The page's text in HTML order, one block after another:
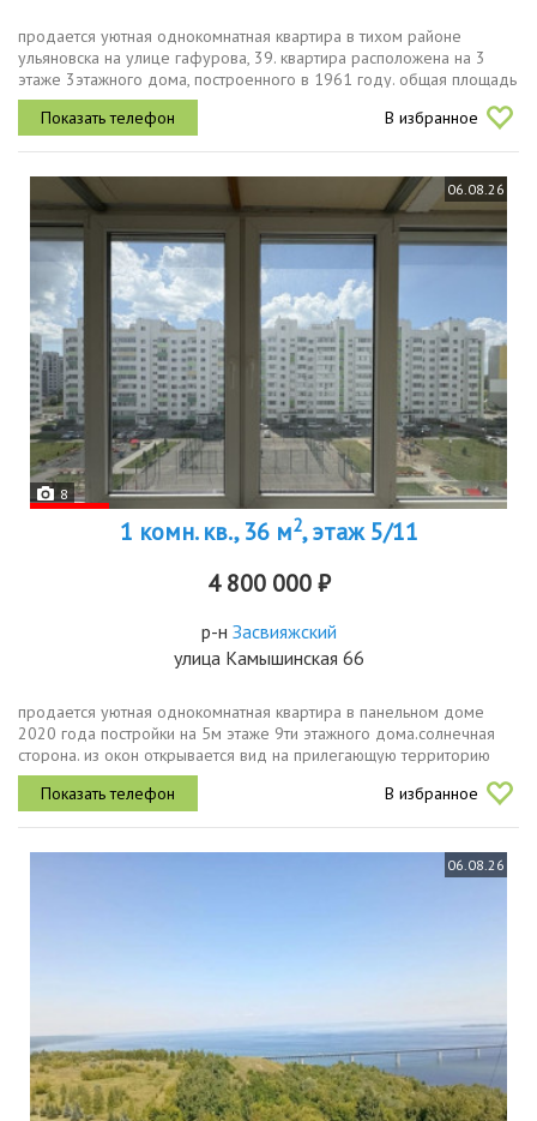
продается уютная однокомнатная квартира в тихом районе
ульяновска на улице гафурова, 39. квартира расположена на 3
этаже 3этажного дома, построенного в 1961 году. общая площадь
квартиры составляет 32 квадратных метра, жилая площадь 18
квадратных...
В избранное
06.08.26
8
1 комн. кв., 36 м2, этаж 5/11
4 800 000 ₽
р-н Засвияжский
улица Камышинская 66
продается уютная однокомнатная квартира в панельном доме
2020 года постройки на 5м этаже 9ти этажного дома.солнечная
сторона. из окон открывается вид на прилегающую территорию
губернаторского лицея 100. детский сад 1 олимпик, также как и
все...
В избранное
06.08.26